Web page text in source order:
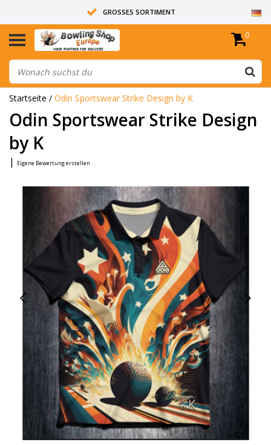
GROSSES SORTIMENT
14 TAGE RÜCKGABERECHT
ALLE BOWLINGKUGELN SIND UNGEBOHRT
0
Startseite / Odin Sportswear Strike Design by K
Odin Sportswear Strike Design
by K
| Eigene Bewertung erstellen